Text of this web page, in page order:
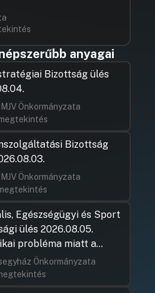
anyagai
Bizottság ülés
Önkormányzata
Bizottság
Önkormányzata
Egészségügyi és Sport
ülés 2026.08.05.
probléma miatt a
elfogadása nem
Önkormányzata